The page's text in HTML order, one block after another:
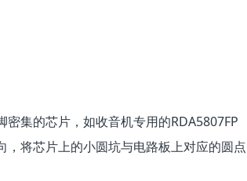
密集的芯片，如收音机专用的RDA5807FP
，将芯片上的小圆坑与电路板上对应的圆点